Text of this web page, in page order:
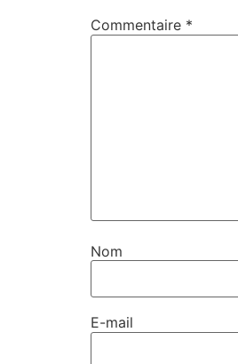
Commentaire *
Nom
E-mail